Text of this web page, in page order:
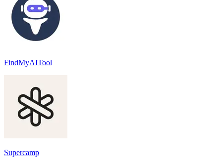
FindMyAITool
Supercamp